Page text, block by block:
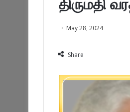
திருமதி
May 28, 2024
Share